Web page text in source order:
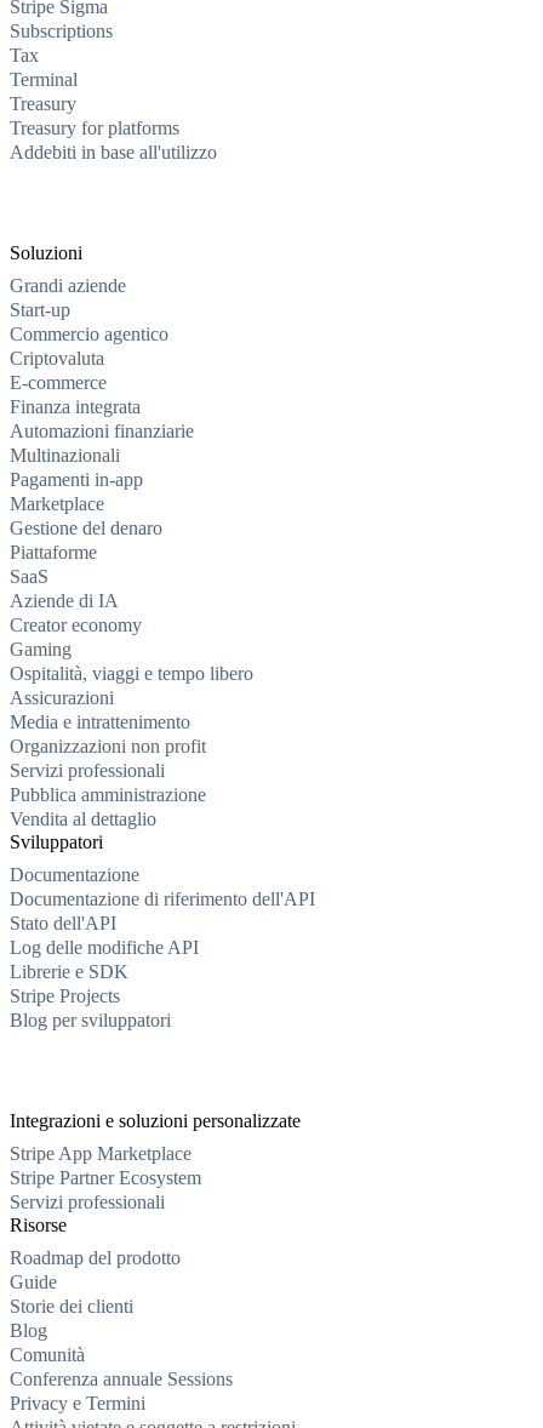
Stripe Sigma
Subscriptions
Tax
Terminal
Treasury
Treasury for platforms
Addebiti in base all'utilizzo
Soluzioni
Grandi aziende
Start-up
Commercio agentico
Criptovaluta
E-commerce
Finanza integrata
Automazioni finanziarie
Multinazionali
Pagamenti in-app
Marketplace
Gestione del denaro
Piattaforme
SaaS
Aziende di IA
Creator economy
Gaming
Ospitalità, viaggi e tempo libero
Assicurazioni
Media e intrattenimento
Organizzazioni non profit
Servizi professionali
Pubblica amministrazione
Vendita al dettaglio
Sviluppatori
Documentazione
Documentazione di riferimento dell'API
Stato dell'API
Log delle modifiche API
Librerie e SDK
Stripe Projects
Blog per sviluppatori
Integrazioni e soluzioni personalizzate
Stripe App Marketplace
Stripe Partner Ecosystem
Servizi professionali
Risorse
Roadmap del prodotto
Guide
Storie dei clienti
Blog
Comunità
Conferenza annuale Sessions
Privacy e Termini